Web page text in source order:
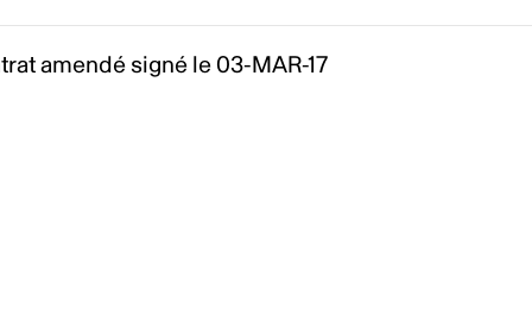
amendé signé le 03-MAR-17